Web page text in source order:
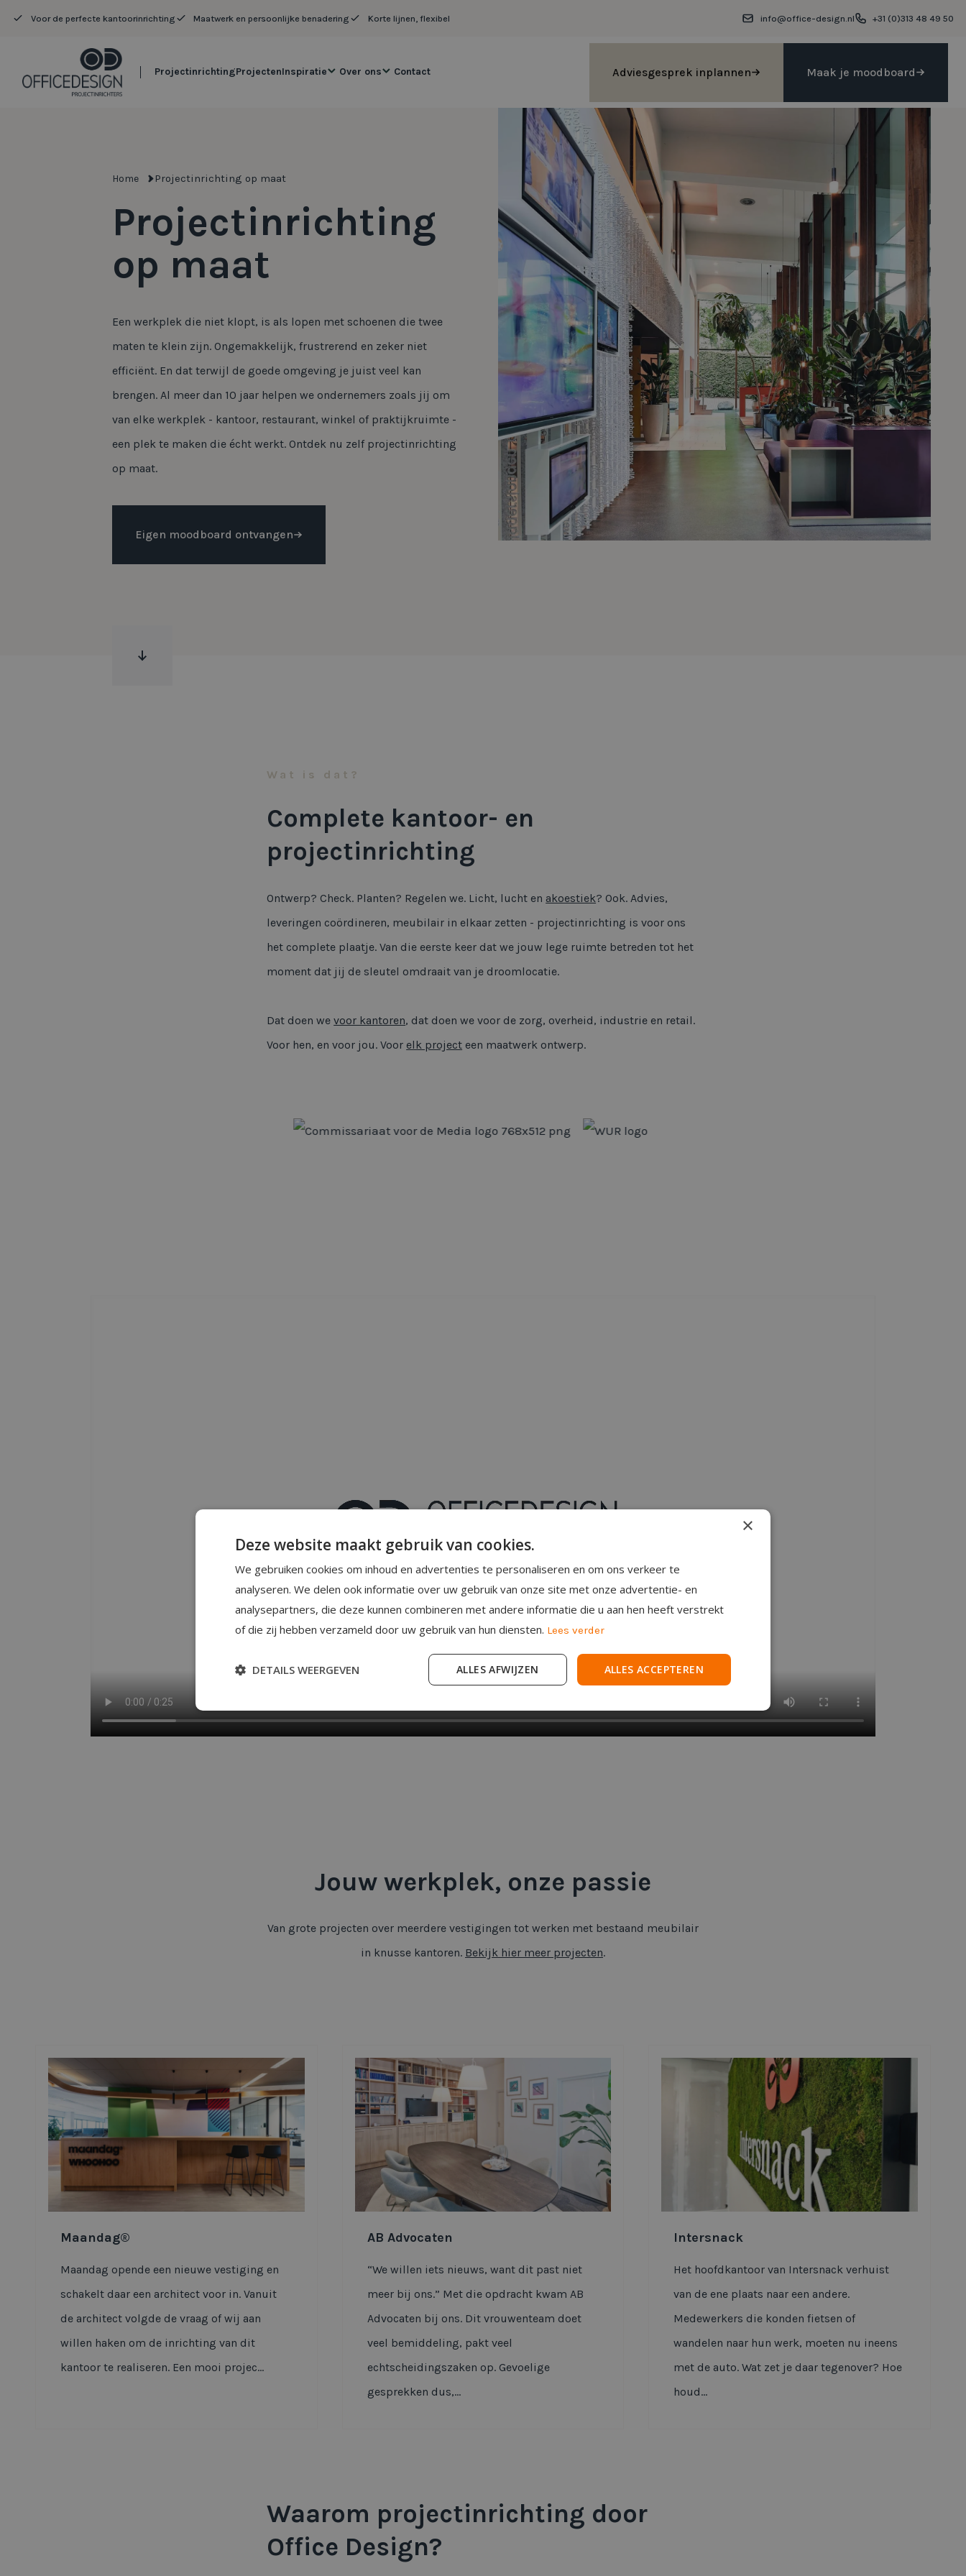
Voor de perfecte kantoorinrichting Maatwerk en persoonlijke benadering Korte lijnen, flexibel info@office-design.nl +31 (0)313 48 49 50
ProjectinrichtingProjectenInspiratie Over ons Contact Adviesgesprek inplannen Maak je moodboard
Home Projectinrichting op maat
Projectinrichting
op maat
Een werkplek die niet klopt, is als lopen met schoenen die twee
maten te klein zijn. Ongemakkelijk, frustrerend en zeker niet
efficiënt. En dat terwijl de goede omgeving je juist veel kan
brengen. Al meer dan 10 jaar helpen we ondernemers zoals jij om
van elke werkplek - kantoor, restaurant, winkel of praktijkruimte -
een plek te maken die écht werkt. Ontdek nu zelf projectinrichting
op maat.
Eigen moodboard ontvangen
Wat is dat?
Complete kantoor- en
projectinrichting
Ontwerp? Check. Planten? Regelen we. Licht, lucht en akoestiek? Ook. Advies,
leveringen coördineren, meubilair in elkaar zetten - projectinrichting is voor ons
het complete plaatje. Van die eerste keer dat we jouw lege ruimte betreden tot het
moment dat jij de sleutel omdraait van je droomlocatie.
Dat doen wevoor kantoren, dat doen we voor de zorg, overheid, industrie en retail.
Voor hen, en voor jou. Voor elk project een maatwerk ontwerp.
Jouw werkplek, onze passie
Van grote projecten over meerdere vestigingen tot werken met bestaand meubilair
in knusse kantoren. Bekijk hier meer projecten.
Maandag®
Maandag opende een nieuwe vestiging en
schakelt daar een architect voor in. Vanuit
de architect volgde de vraag of wij aan
willen haken om de inrichting van dit
kantoor te realiseren. Een mooi projec...
AB Advocaten
“We willen iets nieuws, want dit past niet
meer bij ons.” Met die opdracht kwam AB
Advocaten bij ons. Dit vrouwenteam doet
veel bemiddeling, pakt veel
echtscheidingszaken op. Gevoelige
gesprekken dus,...
Intersnack
Het hoofdkantoor van Intersnack verhuist
van de ene plaats naar een andere.
Medewerkers die konden fietsen of
wandelen naar hun werk, moeten nu ineens
met de auto. Wat zet je daar tegenover? Hoe
houd...
Waarom projectinrichting door
Office Design?
×
Deze website maakt gebruik van cookies.
We gebruiken cookies om inhoud en advertenties te personaliseren en om ons verkeer te
analyseren. We delen ook informatie over uw gebruik van onze site met onze advertentie- en
analysepartners, die deze kunnen combineren met andere informatie die u aan hen heeft verstrekt
of die zij hebben verzameld door uw gebruik van hun diensten. Lees verder
ALLES ACCEPTEREN
ALLES AFWIJZEN
DETAILS WEERGEVEN